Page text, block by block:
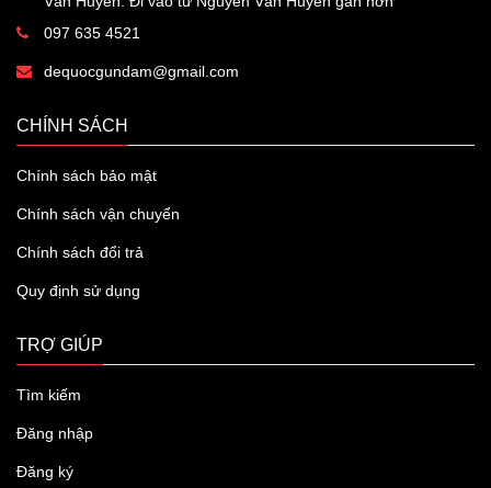
097 635 4521
dequocgundam@gmail.com
CHÍNH SÁCH
Chính sách bảo mật
Chính sách vận chuyển
Chính sách đổi trả
Quy định sử dụng
TRỢ GIÚP
Tìm kiếm
Đăng nhập
Đăng ký